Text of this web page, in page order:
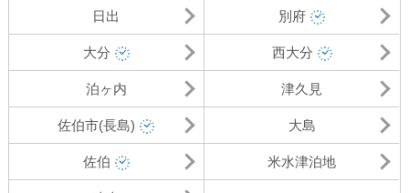
日出 別府
大分 西大分
泊ヶ内 津久見
佐伯市(長島) 大島
佐伯 米水津泊地